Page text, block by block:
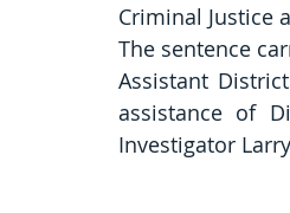
Criminal Justice
The sentence
Assistant
assistance of
Investigator